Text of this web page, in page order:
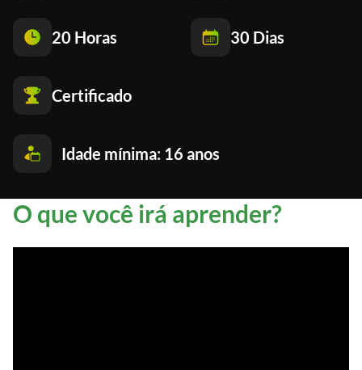
20 Horas 30 Dias
Certificado
Idade mínima: 16 anos
O que você irá aprender?